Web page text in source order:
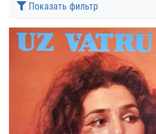
Показать фильтр